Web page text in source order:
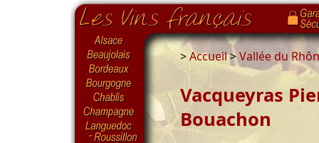
>Accueil>Vallée du
Vacqueyras
Bouachon